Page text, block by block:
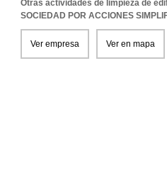
Otras actividades de limpieza de
SOCIEDAD POR ACCIONES
Ver empresa Ver en mapa